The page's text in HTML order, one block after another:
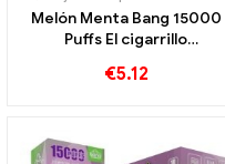
Melón Menta Bang 15000
Puffs El cigarrillo
desechable combina la
€5.12